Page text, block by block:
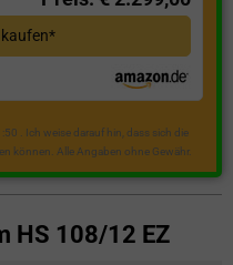
. Ich weise darauf hin, dass sich die
können. Alle Angaben ohne Gewähr.
HS 108/12 EZ